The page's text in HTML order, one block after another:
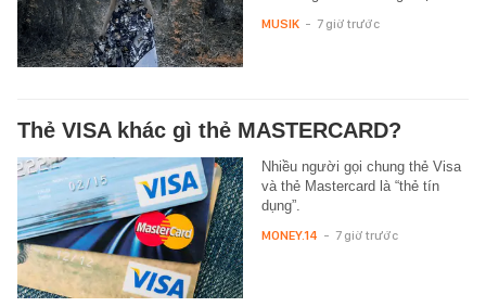
Thẻ VISA khác gì thẻ MASTERCARD?
Nhiều người gọi chung thẻ Visa
và thẻ Mastercard là “thẻ tín
dụng”.